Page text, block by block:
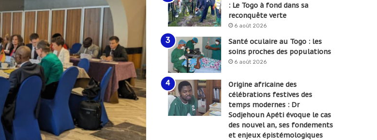
: Le Togo à fond dans sa
reconquête verte
6 août 2026
Santé oculaire au Togo : les
soins proches des populations
6 août 2026
Origine africaine des
célébrations festives des
temps modernes : Dr
Sodjehoun Apéti évoque le cas
des nouvel an, ses fondements
et enjeux épistémologiques